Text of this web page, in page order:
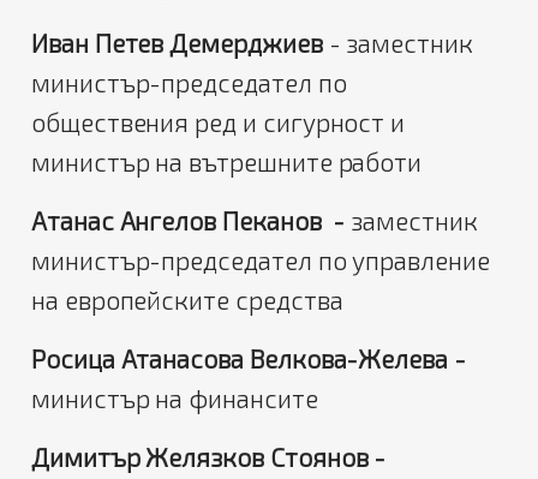
Иван Петев Демерджиев- заместник
министър-председател по
обществения ред и сигурност и
министър на вътрешните работи
Атанас Ангелов Пеканов - заместник
министър-председател по управление
на европейските средства
Росица Атанасова Велкова-Желева -
министър на финансите
Димитър Желязков Стоянов -